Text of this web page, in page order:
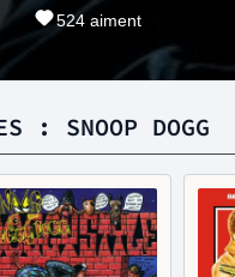
524 aiment
: SNOOP DOGG